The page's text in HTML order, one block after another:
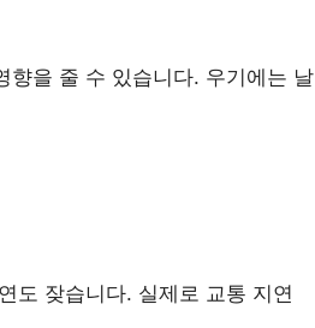
향을 줄 수 있습니다. 우기에는 날
도 잦습니다. 실제로 교통 지연